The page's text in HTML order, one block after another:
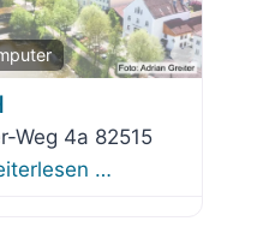
Favorit
Weg 4a 82515
…